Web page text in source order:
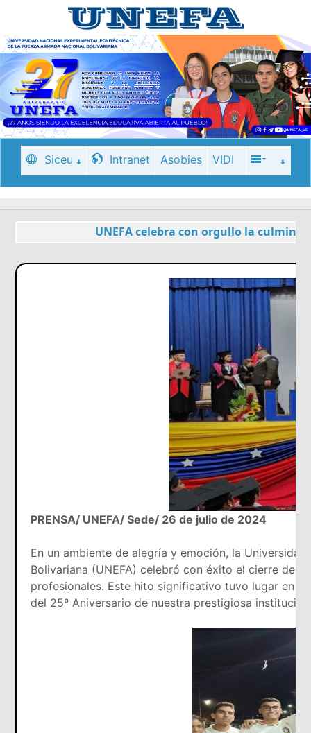
Siceu Intranet Asobies VIDI
UNEFA celebra con orgullo la
PRENSA/ UNEFA/ Sede/ 26 de julio de 2024
En un ambiente de alegría y emoción, la
Bolivariana (UNEFA) celebró con éxito el cierre del
profesionales. Este hito significativo tuvo lugar en
del 25º Aniversario de nuestra prestigiosa